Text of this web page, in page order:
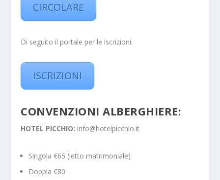
CIRCOLARE
Di seguito il portale per le iscrizioni:
ISCRIZIONI
CONVENZIONI ALBERGHIERE:
HOTEL PICCHIO: info@hotelpicchio.it
Singola €65 (letto matrimoniale)
Doppia €80